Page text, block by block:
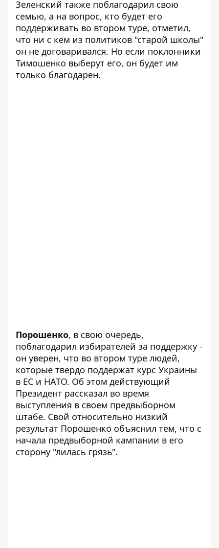
Зеленский также поблагодарил свою
семью, а на вопрос, кто будет его
поддерживать во втором туре, отметил,
что ни с кем из политиков "старой школы"
он не договаривался. Но если поклонники
Тимошенко выберут его, он будет им
только благодарен.
Порошенко, в свою очередь,
поблагодарил избирателей за поддержку -
он уверен, что во втором туре людей,
которые твердо поддержат курс Украины
в ЕС и НАТО. Об этом действующий
Президент рассказал во время
выступления в своем предвыборном
штабе. Свой относительно низкий
результат Порошенко объяснил тем, что с
начала предвыборной кампании в его
сторону "лилась грязь".